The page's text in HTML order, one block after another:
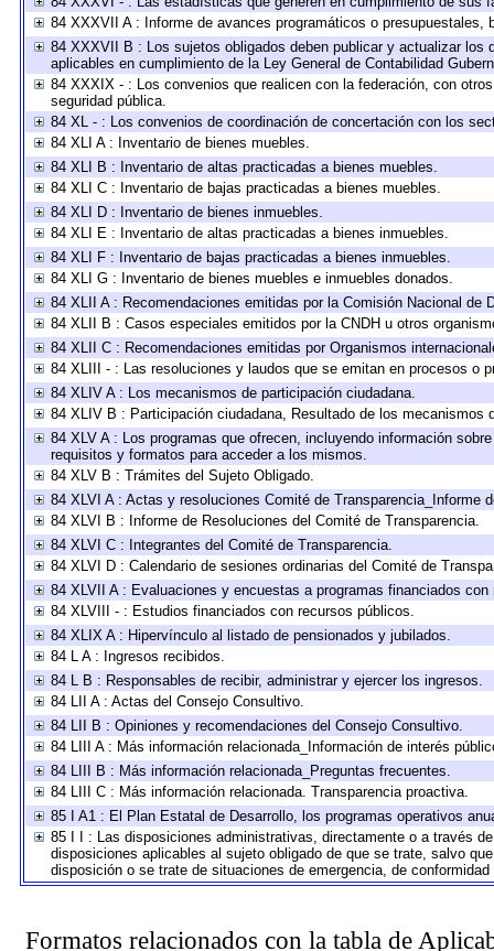
84 XXXVII A : Informe de avances programáticos o presupuestales,
84 XXXVII B : Los sujetos obligados deben publicar y actualizar
aplicables en cumplimiento de la Ley General de Contabilidad
84 XXXIX - : Los convenios que realicen con la federación, con
seguridad pública.
84 XL - : Los convenios de coordinación de concertación con los
84 XLI A : Inventario de bienes muebles.
84 XLI B : Inventario de altas practicadas a bienes muebles.
84 XLI C : Inventario de bajas practicadas a bienes muebles.
84 XLI D : Inventario de bienes inmuebles.
84 XLI E : Inventario de altas practicadas a bienes inmuebles.
84 XLI F : Inventario de bajas practicadas a bienes inmuebles.
84 XLI G : Inventario de bienes muebles e inmuebles donados.
84 XLII A : Recomendaciones emitidas por la Comisión Nacional de
84 XLII B : Casos especiales emitidos por la CNDH u otros
84 XLII C : Recomendaciones emitidas por Organismos
84 XLIII - : Las resoluciones y laudos que se emitan en procesos o
84 XLIV A : Los mecanismos de participación ciudadana.
84 XLIV B : Participación ciudadana, Resultado de los mecanismos
84 XLV A : Los programas que ofrecen, incluyendo información
requisitos y formatos para acceder a los mismos.
84 XLV B : Trámites del Sujeto Obligado.
84 XLVI A : Actas y resoluciones Comité de Transparencia_Informe
84 XLVI B : Informe de Resoluciones del Comité de Transparencia.
84 XLVI C : Integrantes del Comité de Transparencia.
84 XLVI D : Calendario de sesiones ordinarias del Comité de
84 XLVII A : Evaluaciones y encuestas a programas financiados con
84 XLVIII - : Estudios financiados con recursos públicos.
84 XLIX A : Hipervínculo al listado de pensionados y jubilados.
84 L A : Ingresos recibidos.
84 L B : Responsables de recibir, administrar y ejercer los ingresos.
84 LII A : Actas del Consejo Consultivo.
84 LII B : Opiniones y recomendaciones del Consejo Consultivo.
84 LIII A : Más información relacionada_Información de interés
84 LIII B : Más información relacionada_Preguntas frecuentes.
84 LIII C : Más información relacionada. Transparencia proactiva.
85 I A1 : El Plan Estatal de Desarrollo, los programas operativos
85 I I : Las disposiciones administrativas, directamente o a través
disposiciones aplicables al sujeto obligado de que se trate, salvo
disposición o se trate de situaciones de emergencia, de
Formatos relacionados con la tabla de